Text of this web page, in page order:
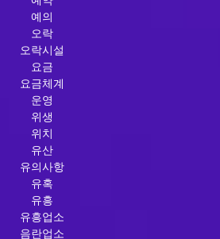
예의
오락
오락시설
요금
요금체계
운영
위생
위치
유산
유의사항
유혹
유흥
유흥업소
음란업소